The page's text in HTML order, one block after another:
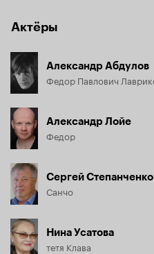
Актёры
Александр Абдулов
Александр Лойе
Федор
Сергей Степанченко
Санчо
Нина Усатова
тетя Клава